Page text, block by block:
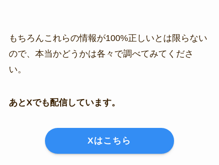
もちろんこれらの情報が100%正しいとは限らない
ので、本当かどうかは各々で調べてみてくださ
い。
あとXでも配信しています。
Xはこちら